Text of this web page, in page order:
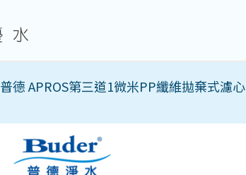
普德 APROS第三道1微米PP纖維拋棄式濾心